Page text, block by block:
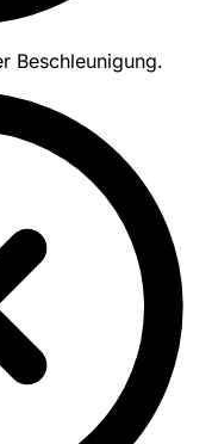
Beschleunigung.